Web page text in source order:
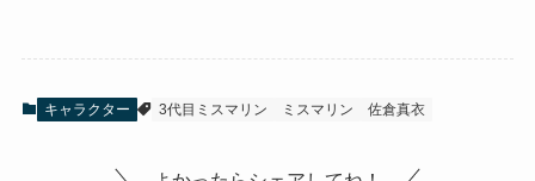
キャラクター 3代目ミスマリン ミスマリン 佐倉真衣